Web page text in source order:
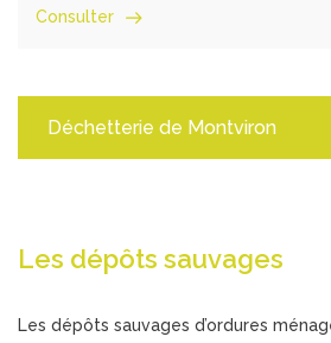
Consulter
Déchetterie de Montviron
Les dépôts sauvages
Les dépôts sauvages d’ordures